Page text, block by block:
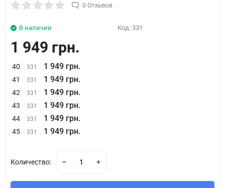
0 Отзывов
В наличии Код: 331
1 949 грн.
40 331 1 949 грн.
41 331 1 949 грн.
42 331 1 949 грн.
43 331 1 949 грн.
44 331 1 949 грн.
45 331 1 949 грн.
Количество: